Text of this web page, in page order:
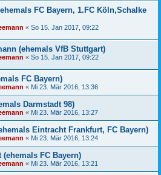
FC Bayern, 1.FC Köln,Schalke
« So 15. Jan 2017, 09:22
(ehemals VfB Stuttgart)
« So 15. Jan 2017, 09:22
FC Bayern)
« Mi 23. Mär 2016, 13:36
Darmstadt 98)
« Mi 23. Mär 2016, 13:27
Eintracht Frankfurt, FC Bayern)
« Mi 23. Mär 2016, 13:24
FC Bayern)
« Mi 23. Mär 2016, 13:21